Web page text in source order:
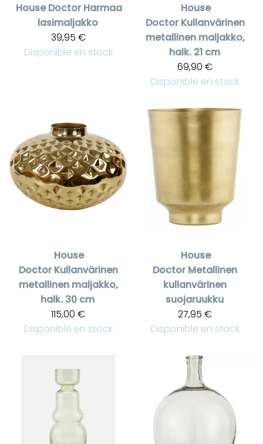
House Doctor Harmaa
lasimaljakko
39,95 €
Disponible en stock
House
Doctor Kullanvärinen
metallinen maljakko,
halk. 21 cm
69,90 €
Disponible en stock
House
Doctor Kullanvärinen
metallinen maljakko,
halk. 30 cm
115,00 €
Disponible en stock
House
Doctor Metallinen
kullanvärinen
suojaruukku
27,95 €
Disponible en stock